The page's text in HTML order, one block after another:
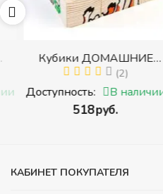
Кубики ДОМАШНИЕ
ЖИВОТНЫЕ (Томик)
(Набор кубиков
разрезных (складных))
(2)
Доступность: В наличии
‍518‍руб.
КАБИНЕТ ПОКУПАТЕЛЯ